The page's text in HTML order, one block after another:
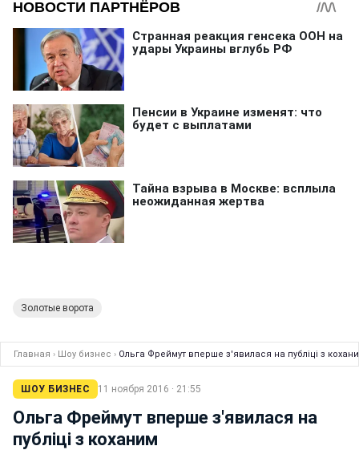
Золотые ворота
Главная › Шоу бизнес › Ольга Фреймут вперше з'явилася на публіці з
ШОУ БИЗНЕС 11 ноября 2016 · 21:55
Ольга Фреймут вперше з'явилася на
публіці з коханим